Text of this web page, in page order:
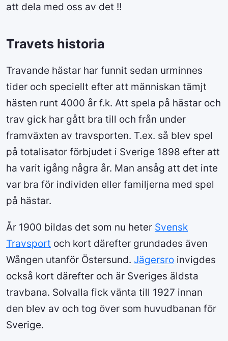
att dela med oss av det !!
Travets historia
Travande hästar har funnit sedan urminnes
tider och speciellt efter att människan tämjt
hästen runt 4000 år f.k. Att spela på hästar och
trav gick har gått bra till och från under
framväxten av travsporten. T.ex. så blev spel
på totalisator förbjudet i Sverige 1898 efter att
ha varit igång några år. Man ansåg att det inte
var bra för individen eller familjerna med spel
på hästar.
År 1900 bildas det som nu heter Svensk
Travsport och kort därefter grundades även
Wången utanför Östersund. Jägersro invigdes
också kort därefter och är Sveriges äldsta
travbana. Solvalla fick vänta till 1927 innan
den blev av och tog över som huvudbanan för
Sverige.